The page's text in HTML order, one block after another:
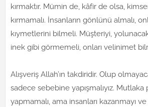
kırmaktır. Mümin de, kâfir de olsa,
kırmamalı. İnsanların gönlünü almalı,
kıymetlerini bilmeli. Müşteriyi,
inek gibi görmemeli, onları velinimet
Alışveriş Allah’ın takdiridir. Olup
sadece sebebine yapışmalıyız. Mutlaka
yapmamalı, ama insanları kazanmayı